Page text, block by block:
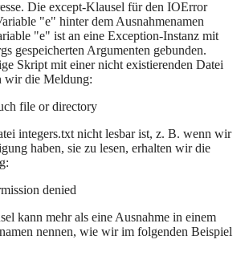
Die except-Klausel für den IOError
"e" hinter dem Ausnahmenamen
"e" ist an eine Exception-Instanz mit
gespeicherten Argumenten gebunden.
Skript mit einer nicht existierenden Datei
wir die Meldung:
file or directory
integers.txt nicht lesbar ist, z. B. wenn wir
haben, sie zu lesen, erhalten wir die
denied
kann mehr als eine Ausnahme in einem
nennen, wie wir im folgenden Beispiel